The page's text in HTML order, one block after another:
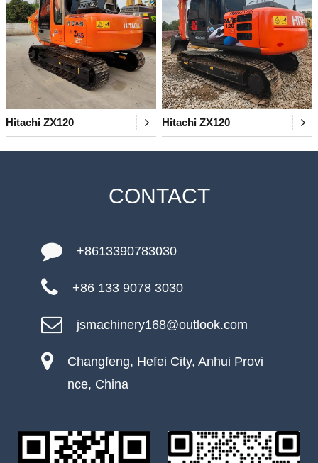
Hitachi ZX120 Hitachi ZX120
CONTACT
+8613390783030
+86 133 9078 3030
jsmachinery168@outlook.com
Changfeng, Hefei City, Anhui Provi
nce, China